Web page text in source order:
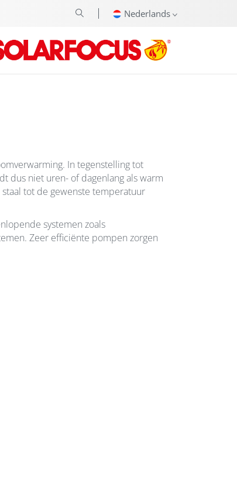
In tegenstelling tot
dus niet uren- of dagenlang als warm
tot de gewenste temperatuur
systemen zoals
Zeer efficiënte pompen zorgen
Nederlands